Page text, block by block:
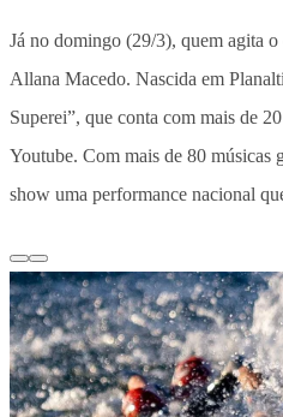
Já no domingo (29/3), quem agita
Allana Macedo. Nascida em
Superei”, que conta com mais de
Youtube. Com mais de 80 músicas
show uma performance nacional